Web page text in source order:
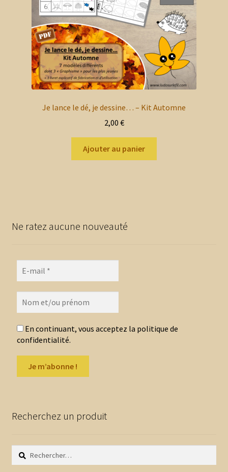
page
du
produit
Je lance le dé, je dessine… – Kit Automne
2,00 €
Ajouter au panier
Ne ratez aucune nouveauté
En continuant, vous acceptez la politique de
confidentialité.
Recherchez un produit
Rechercher :